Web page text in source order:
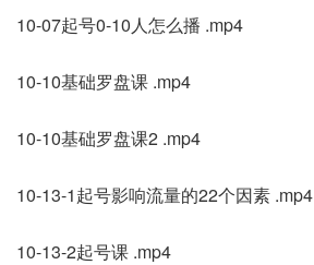
10-07起号0-10人怎么播 .mp4
10-10基础罗盘课 .mp4
10-10基础罗盘课2 .mp4
10-13-1起号影响流量的22个因素 .mp4
10-13-2起号课 .mp4